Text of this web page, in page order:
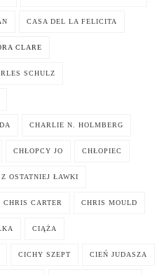
CASA DEL LA FELICITA
CLARE
SCHULZ
CHARLIE N. HOLMBERG
CHŁOPCY JO CHŁOPIEC
OSTATNIEJ ŁAWKI
CHRIS CARTER CHRIS MOULD
CIĄŻA
CICHY SZEPT CIEŃ JUDASZA